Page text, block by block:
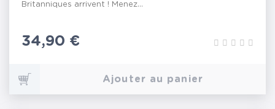
Britanniques arrivent ! Menez...
Prix
34,90 €
Ajouter au panier